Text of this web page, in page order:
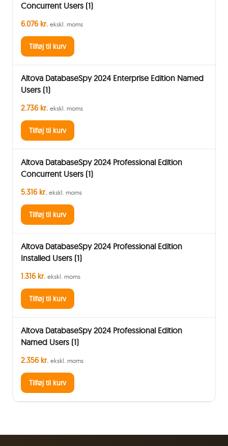
Concurrent Users (1)
6.076 kr. ekskl. moms
Tilføj til kurv
Altova DatabaseSpy 2024 Enterprise Edition Named
Users (1)
2.736 kr. ekskl. moms
Tilføj til kurv
Altova DatabaseSpy 2024 Professional Edition
Concurrent Users (1)
5.316 kr. ekskl. moms
Tilføj til kurv
Altova DatabaseSpy 2024 Professional Edition
Installed Users (1)
1.316 kr. ekskl. moms
Tilføj til kurv
Altova DatabaseSpy 2024 Professional Edition
Named Users (1)
2.356 kr. ekskl. moms
Tilføj til kurv